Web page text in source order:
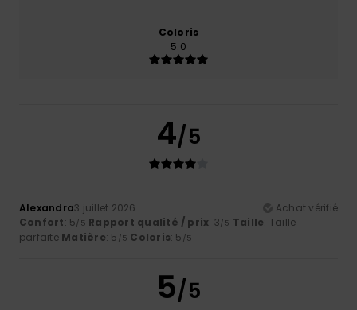
Coloris
5.0
4/5
Alexandra3 juillet 2026
Achat vérifié
Confort: 5/5 Rapport qualité / prix: 3/5 Taille: Taille
parfaite Matière: 5 /5 Coloris: 5 /5
5/5